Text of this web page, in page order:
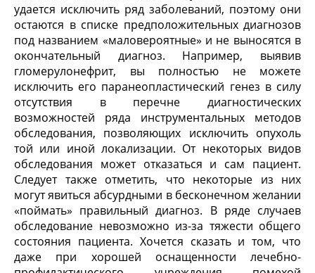
удается исключить ряд заболеваний, поэтому они
остаются в списке предположительных диагнозов
под названием «маловероятные» и не выносятся в
окончательный диагноз. Например, выявив
гломерулонефрит, вы полностью не можете
исключить его паранеопластический генез в силу
отсутствия в перечне диагностических
возможностей ряда инструментальных методов
обследования, позволяющих исключить опухоль
той или иной локализации. От некоторых видов
обследования может отказаться и сам пациент.
Следует также отметить, что некоторые из них
могут явиться абсурдными в бесконечном желании
«поймать» правильный диагноз. В ряде случаев
обследование невозможно из-за тяжести общего
состояния пациента. Хочется сказать и том, что
даже при хорошей оснащенности лечебно-